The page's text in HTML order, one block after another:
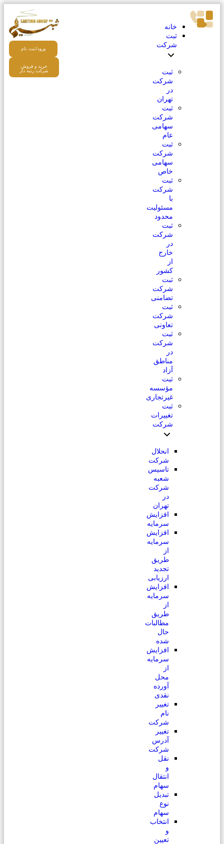
خانه
ثبت
شرکت
ثبت
شرکت
در
تهران
ثبت
شرکت
سهامی
عام
ثبت
شرکت
سهامی
خاص
ثبت
شرکت
با
مسئولیت
محدود
ثبت
شرکت
در
خارج
از
کشور
ثبت
شرکت
تضامنی
ثبت
شرکت
تعاونی
ثبت
شرکت
در
مناطق
آزاد
ثبت
مؤسسه
غیرتجاری
ثبت
تغییرات
شرکت
انحلال
شرکت
تاسیس
شعبه
شرکت
در
تهران
افزایش
سرمایه
افزایش
سرمایه
از
طریق
تجدید
ارزیابی
افزایش
سرمایه
از
طریق
مطالبات
حال
شده
افزایش
سرمایه
از
محل
آورده
نقدی
تغییر
نام
شرکت
تغییر
آدرس
شرکت
نقل
و
انتقال
سهام
تبدیل
نوع
سهام
انتخاب
و
تعیین
ورود/ثبت نام
خرید و فروش
شرکت رتبه دار